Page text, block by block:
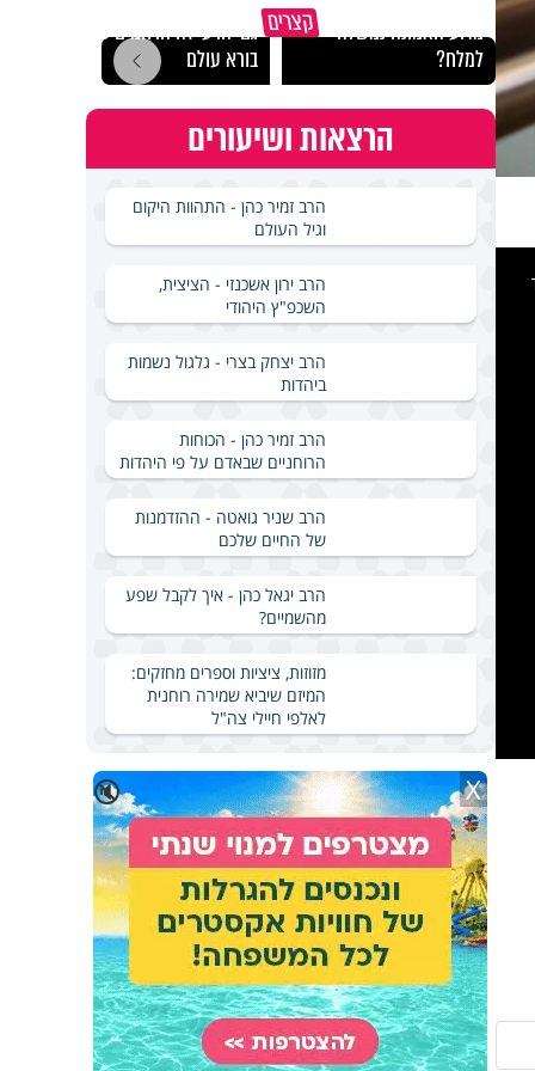
קצרים
מדוע האמונה נמשלה
למלח?
גם ׳הרע׳ זה הרחמים של
בורא עולם
הרצאות ושיעורים
הרב זמיר כהן - התהוות היקום
וגיל העולם
הרב ירון אשכנזי - הציצית,
השכפ"ץ היהודי
הרב יצחק בצרי - גלגול נשמות
ביהדות
הרב זמיר כהן - הכוחות
הרוחניים שבאדם על פי היהדות
הרב שניר גואטה - ההזדמנות
של החיים שלכם
הרב יגאל כהן - איך לקבל שפע
מהשמיים?
מזוזות, ציציות וספרים מחזקים:
המיזם שיביא שמירה רוחנית
לאלפי חיילי צה"ל
🔇 X